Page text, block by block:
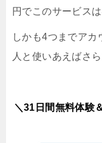
円でこのサービス
しかも4つまでア
人と使いあえばさ
＼31日間無料体験